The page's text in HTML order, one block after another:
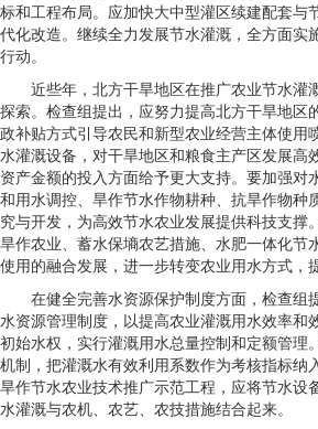
标和工程布局。应加快大中型灌区续建配套与
代化改造。继续全力发展节水灌溉，全方面实
行动。
近些年，北方干旱地区在推广农业节水灌
探索。检查组提出，应努力提高北方干旱地区
政补贴方式引导农民和新型农业经营主体使用
水灌溉设备，对干旱地区和粮食主产区发展高
资产金额的投入方面给予更大支持。要加强对
和用水调控、旱作节水作物耕种、抗旱作物种
究与开发，为高效节水农业发展提供科技支撑
旱作农业、蓄水保墒农艺措施、水肥一体化节
使用的融合发展，进一步转变农业用水方式，
在健全完善水资源保护制度方面，检查组
水资源管理制度，以提高农业灌溉用水效率和
初始水权，实行灌溉用水总量控制和定额管理
机制，把灌溉水有效利用系数作为考核指标纳
旱作节水农业技术推广示范工程，应将节水设
水灌溉与农机、农艺、农技措施结合起来。